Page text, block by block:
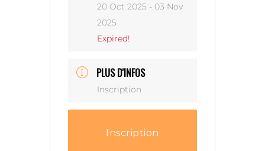
20 Oct 2025 - 03 Nov
2025
Expired!
PLUS D'INFOS
Inscription
Inscription